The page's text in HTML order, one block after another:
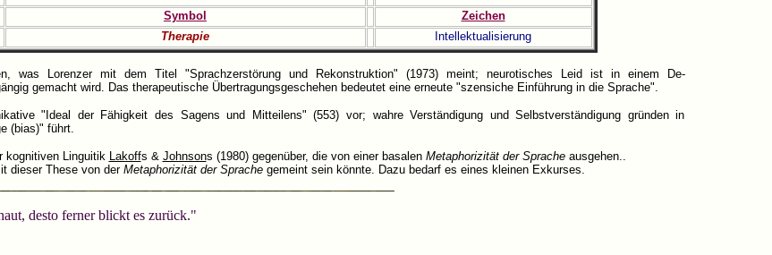
Symbol
Zeichen
Therapie Intellektualisierung
was Lorenzer mit dem Titel "Sprachzerstörung und Rekonstruktion" (1973) meint; neurotisches Leid ist in einem De-
gemacht wird. Das therapeutische Übertragungsgeschehen bedeutet eine erneute "szensiche Einführung in die Sprache".
"Ideal der Fähigkeit des Sagens und Mitteilens" (553) vor; wahre Verständigung und Selbstverständigung gründen in
(bias)" führt.
kognitiven Linguitik Lakoffs & Johnsons (1980) gegenüber, die von einer basalen Metaphorizität der Spracheausgehen..
dieser These von der Metaphorizität der Sprachegemeint sein könnte. Dazu bedarf es eines kleinen Exkurses.
desto ferner blickt es zurück."